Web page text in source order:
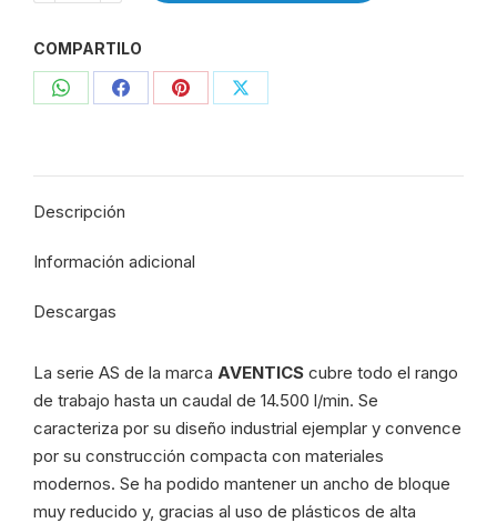
Serie
AS1
G1/4"
-
R412014646
-
COMPARTILO
CompartirCompartirCompartirCompartir
Descripción
Información adicional
Descargas
La serie AS de la marca AVENTICS cubre todo el rango
de trabajo hasta un caudal de 14.500 l/min. Se
caracteriza por su diseño industrial ejemplar y convence
por su construcción compacta con materiales
modernos. Se ha podido mantener un ancho de bloque
muy reducido y, gracias al uso de plásticos de alta